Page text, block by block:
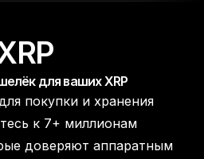
во всём
для ваших XRP
покупки и хранения
к 7+ миллионам
доверяют аппаратным